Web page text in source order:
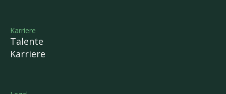
Karriere
Talente
Karriere